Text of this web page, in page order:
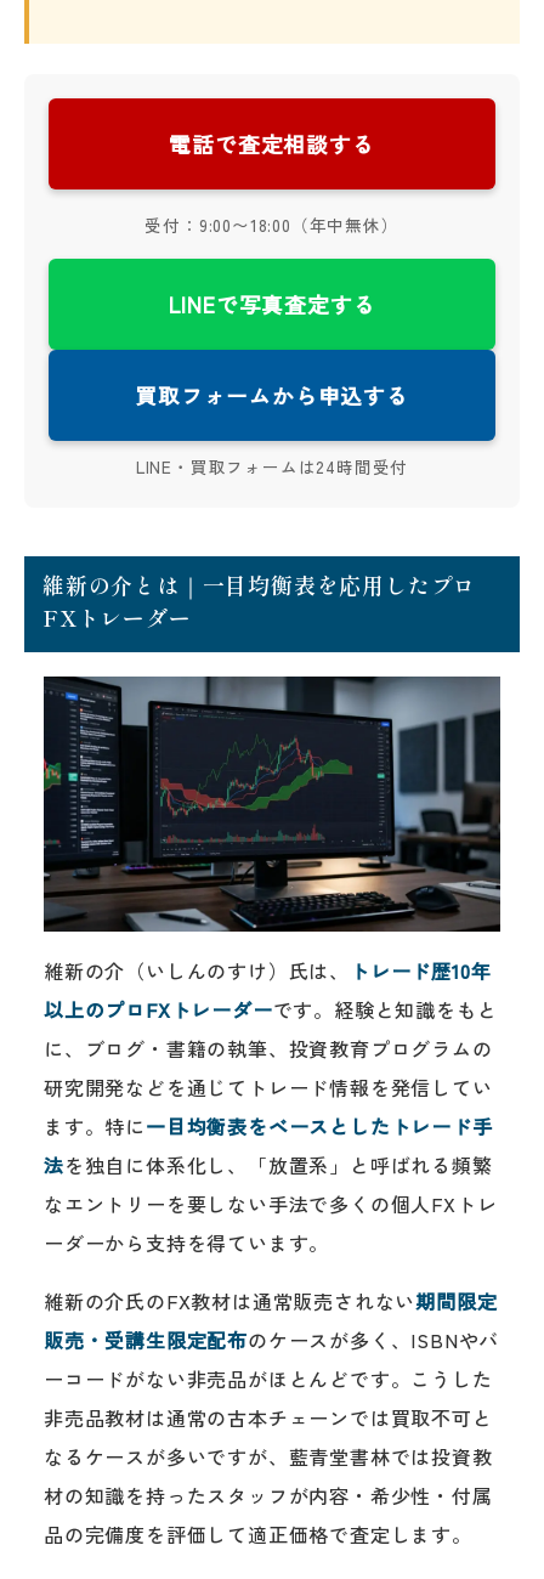
電話で査定相談する
受付：9:00〜18:00（年中無休）
LINEで写真査定する
買取フォームから申込する
LINE・買取フォームは24時間受付
維新の介とは｜一目均衡表を応用したプロ
FXトレーダー
維新の介（いしんのすけ）氏は、
トレード歴10年
以上のプロFXトレーダーです。経験と知識をもと
に、ブログ・書籍の執筆、投資教育プログラムの
研究開発などを通じてトレード情報を発信してい
ます。特に一目均衡表をベースとしたトレード手
法を独自に体系化し、「放置系」と呼ばれる頻繁
なエントリーを要しない手法で多くの個人FXトレ
ーダーから支持を得ています。
維新の介氏のFX教材は通常販売されない期間限定
販売・受講生限定配布のケースが多く、ISBNやバ
ーコードがない非売品がほとんどです。こうした
非売品教材は通常の古本チェーンでは買取不可と
なるケースが多いですが、藍青堂書林では投資教
材の知識を持ったスタッフが内容・希少性・付属
品の完備度を評価して適正価格で査定します。